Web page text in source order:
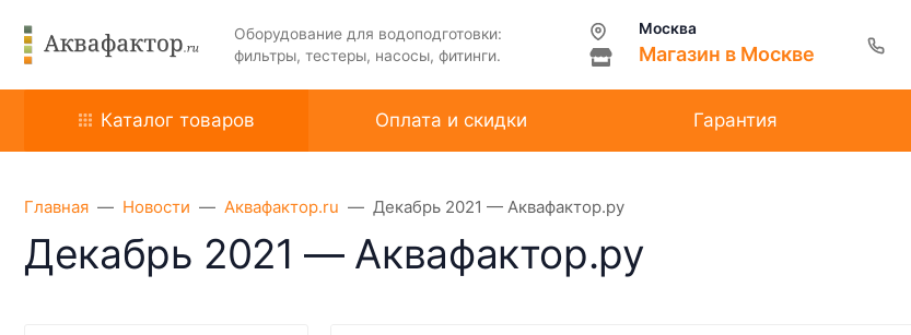
Оборудование для водоподготовки:
фильтры, тестеры, насосы, фитинги.
Москва
Магазин в Москве
Каталог товаров Оплата и скидки Гарантия
Главная Новости Аквафактор.ru Декабрь 2021 — Аквафактор.ру
Декабрь 2021 — Аквафактор.ру